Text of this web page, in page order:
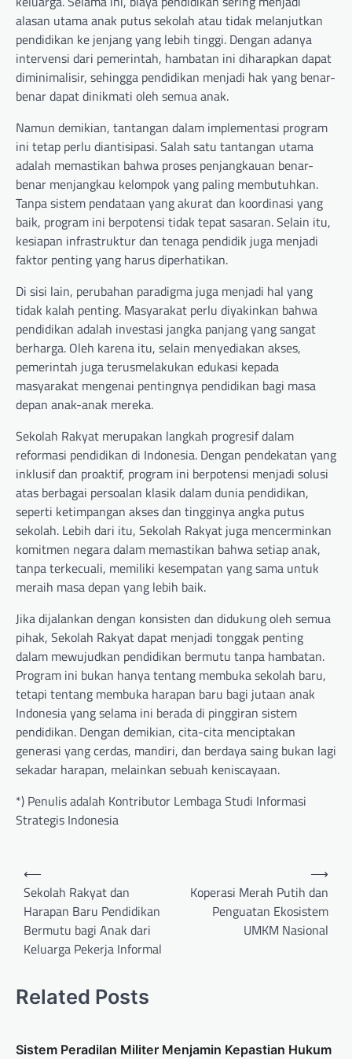
alasan utama anak putus sekolah atau tidak melanjutkan
pendidikan ke jenjang yang lebih tinggi. Dengan adanya
intervensi dari pemerintah, hambatan ini diharapkan dapat
diminimalisir, sehingga pendidikan menjadi hak yang benar-
benar dapat dinikmati oleh semua anak.
Namun demikian, tantangan dalam implementasi program
ini tetap perlu diantisipasi. Salah satu tantangan utama
adalah memastikan bahwa proses penjangkauan benar-
benar menjangkau kelompok yang paling membutuhkan.
Tanpa sistem pendataan yang akurat dan koordinasi yang
baik, program ini berpotensi tidak tepat sasaran. Selain itu,
kesiapan infrastruktur dan tenaga pendidik juga menjadi
faktor penting yang harus diperhatikan.
Di sisi lain, perubahan paradigma juga menjadi hal yang
tidak kalah penting. Masyarakat perlu diyakinkan bahwa
pendidikan adalah investasi jangka panjang yang sangat
berharga. Oleh karena itu, selain menyediakan akses,
pemerintah juga terusmelakukan edukasi kepada
masyarakat mengenai pentingnya pendidikan bagi masa
depan anak-anak mereka.
Sekolah Rakyat merupakan langkah progresif dalam
reformasi pendidikan di Indonesia. Dengan pendekatan yang
inklusif dan proaktif, program ini berpotensi menjadi solusi
atas berbagai persoalan klasik dalam dunia pendidikan,
seperti ketimpangan akses dan tingginya angka putus
sekolah. Lebih dari itu, Sekolah Rakyat juga mencerminkan
komitmen negara dalam memastikan bahwa setiap anak,
tanpa terkecuali, memiliki kesempatan yang sama untuk
meraih masa depan yang lebih baik.
Jika dijalankan dengan konsisten dan didukung oleh semua
pihak, Sekolah Rakyat dapat menjadi tonggak penting
dalam mewujudkan pendidikan bermutu tanpa hambatan.
Program ini bukan hanya tentang membuka sekolah baru,
tetapi tentang membuka harapan baru bagi jutaan anak
Indonesia yang selama ini berada di pinggiran sistem
pendidikan. Dengan demikian, cita-cita menciptakan
generasi yang cerdas, mandiri, dan berdaya saing bukan lagi
sekadar harapan, melainkan sebuah keniscayaan.
*) Penulis adalah Kontributor Lembaga Studi Informasi
Strategis Indonesia
Post
navigation
⟵
Sekolah Rakyat dan
Harapan Baru Pendidikan
Bermutu bagi Anak dari
Keluarga Pekerja Informal
Koperasi Merah Putih dan
Penguatan Ekosistem
UMKM Nasional
⟶
Related Posts
Sistem Peradilan Militer Menjamin Kepastian Hukum